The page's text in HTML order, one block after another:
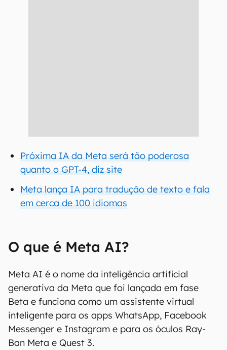
Próxima IA da Meta será tão poderosa
quanto o GPT-4, diz site
Meta lança IA para tradução de texto e fala
em cerca de 100 idiomas
O que é Meta AI?
Meta AI é o nome da inteligência artificial
generativa da Meta que foi lançada em fase
Beta e funciona como um assistente virtual
inteligente para os apps WhatsApp, Facebook
Messenger e Instagram e para os óculos Ray-
Ban Meta e Quest 3.